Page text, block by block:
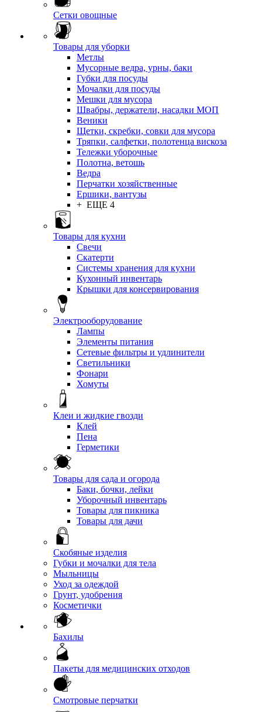
Сетки овощные
Товары для уборки
Метлы
Мусорные ведра, урны, баки
Губки для посуды
Мочалки для посуды
Мешки для мусора
Швабры, держатели, насадки МОП
Веники
Щетки, скребки, совки для мусора
Тряпки, салфетки, полотенца вискоза
Тележки уборочные
Полотна, ветошь
Ведра
Перчатки хозяйственные
Ершики, вантузы
+ ЕЩЕ 4
Товары для кухни
Свечи
Скатерти
Системы хранения для кухни
Кухонный инвентарь
Крышки для консервирования
Электрооборудование
Лампы
Элементы питания
Сетевые фильтры и удлинители
Светильники
Фонари
Хомуты
Клеи и жидкие гвозди
Клей
Пена
Герметики
Товары для сада и огорода
Баки, бочки, лейки
Уборочный инвентарь
Товары для пикника
Товары для дачи
Скобяные изделия
Губки и мочалки для тела
Мыльницы
Уход за одеждой
Грунт, удобрения
Косметички
Бахилы
Пакеты для медицинских отходов
Смотровые перчатки